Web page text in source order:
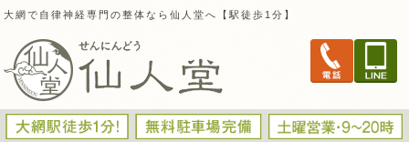
大網で自律神経専門の整体なら仙人堂へ【駅徒歩1分】